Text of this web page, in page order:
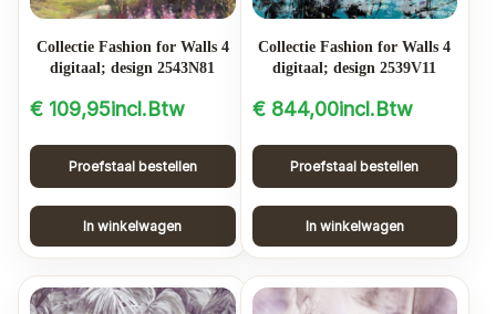
Collectie Fashion for Walls 4
digitaal; design 2543N81
€ 109,95incl.Btw
Proefstaal bestellen
In winkelwagen
Collectie Fashion for Walls 4
digitaal; design 2539V11
€844,00incl.Btw
Proefstaal bestellen
In winkelwagen